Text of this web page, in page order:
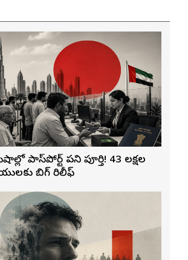
పాస్‌పోర్ట్ పని పూర్తి! 43 లక్షల
బిగ్ రిలీఫ్